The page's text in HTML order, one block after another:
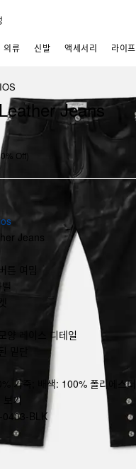
의류 신발 액세서리 라이프
Jeans
Off)
Jeans
튼 여밈
양 레이스 디테일
밑단
가죽; 배색: 100% 폴리에스터
보기
0403-BLK